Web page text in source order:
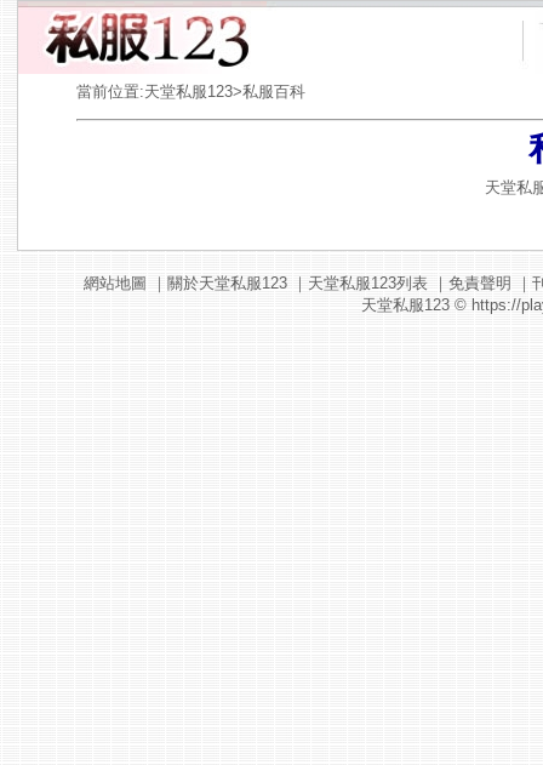
當前位置:天堂私服123>私服百科
天堂私
網站地圖 ｜ 關於天堂私服123｜ 天堂私服123列表｜ 免責聲明 ｜
天堂私服123© https://